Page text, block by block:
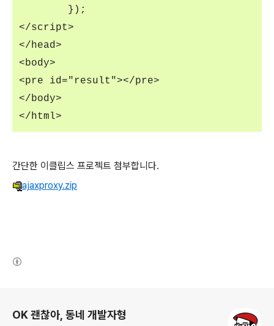
});
</script>
</head>
<body>
<pre id="result"></pre>
</body>
</html>
간단한 이클립스 프로젝트 첨부합니다.
ajaxproxy.zip
OK 괜찮아, 동네 개발자형